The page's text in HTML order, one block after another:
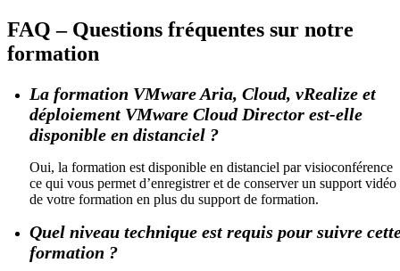
FAQ – Questions fréquentes sur notre
formation
La formation VMware Aria, Cloud, vRealize et
déploiement VMware Cloud Director est-elle
disponible en distanciel ?
Oui, la formation est disponible en distanciel par visioconférence
ce qui vous permet d’enregistrer et de conserver un support vidéo
de votre formation en plus du support de formation.
Quel niveau technique est requis pour suivre
formation ?